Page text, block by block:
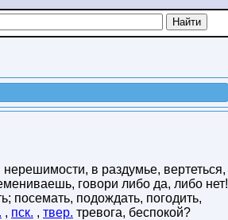
в раздумье, вертеться,
говори либо да, либо нет!
посемать, подождать, погодить,
, пск. , твер. тревога, беспокой?